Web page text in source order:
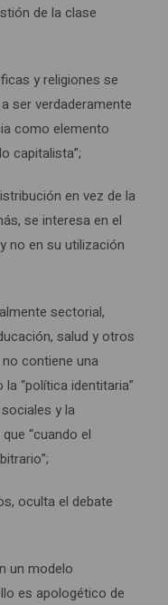
de la clase
y religiones se
ser verdaderamente
como elemento
capitalista”;
en vez de la
se interesa en el
no en su utilización
sectorial,
salud y otros
contiene una
“política identitaria”
y la
“cuando el
oculta el debate
un modelo
es apologético de